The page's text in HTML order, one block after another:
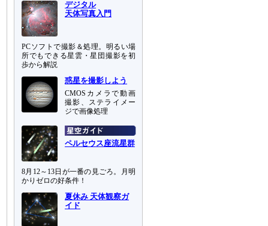
デジタル
天体写真入門
PCソフトで撮影＆処理。明るい場
所でもできる星雲・星団撮影を初
歩から解説
惑星を撮影しよう
CMOSカメラで動画
撮影、ステライメー
ジで画像処理
ペルセウス座流星群
8月12～13日が一番の見ごろ。月明
かりゼロの好条件！
夏休み 天体観察ガ
イド